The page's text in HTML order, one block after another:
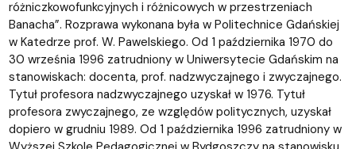
różniczkowofunkcyjnych i różnicowych w przestrzeniach
Banacha”. Rozprawa wykonana była w Politechnice Gdańskiej
w Katedrze prof. W. Pawelskiego. Od 1 października 1970 do
30 września 1996 zatrudniony w Uniwersytecie Gdańskim na
stanowiskach: docenta, prof. nadzwyczajnego i zwyczajnego.
Tytuł profesora nadzwyczajnego uzyskał w 1976. Tytuł
profesora zwyczajnego, ze względów politycznych, uzyskał
dopiero w grudniu 1989. Od 1 października 1996 zatrudniony w